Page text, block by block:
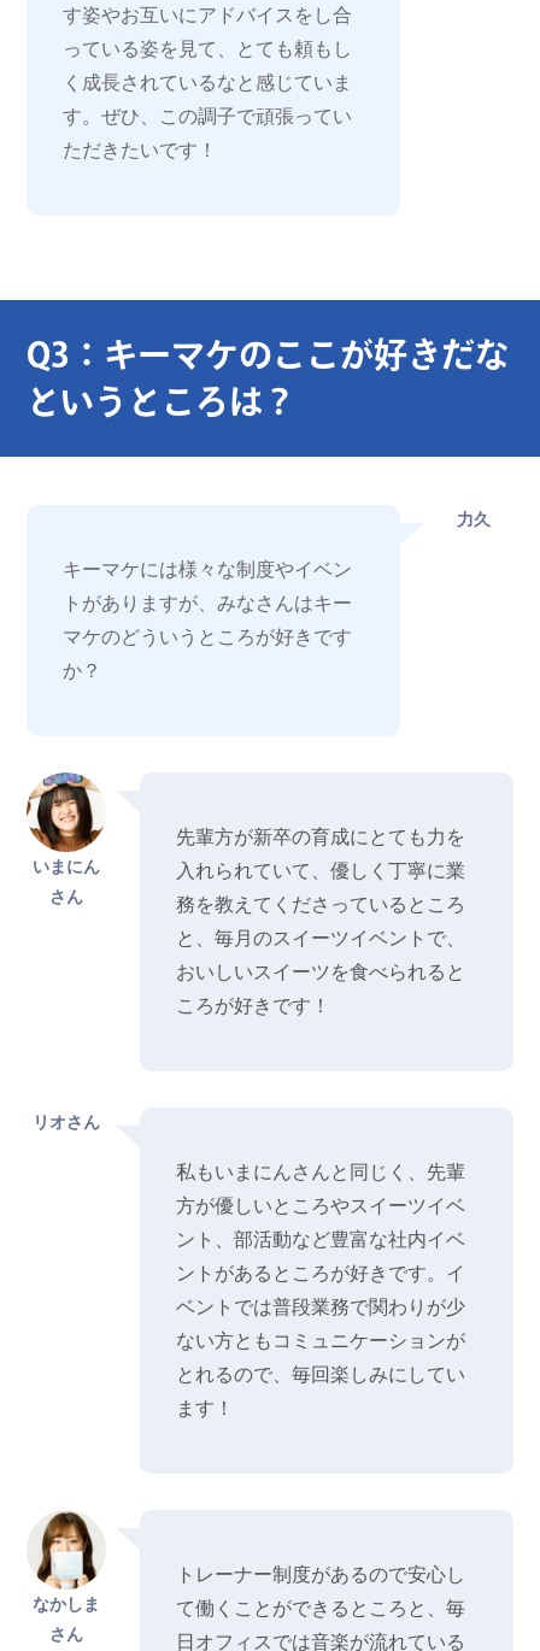
す姿やお互いにアドバイスをし合
っている姿を見て、とても頼もし
く成長されているなと感じていま
す。ぜひ、この調子で頑張ってい
ただきたいです！
Q3：キーマケのここが好きだな
というところは？
力久
キーマケには様々な制度やイベン
トがありますが、みなさんはキー
マケのどういうところが好きです
か？
いまにん
さん
先輩方が新卒の育成にとても力を
入れられていて、優しく丁寧に業
務を教えてくださっているところ
と、毎月のスイーツイベントで、
おいしいスイーツを食べられると
ころが好きです！
リオさん
私もいまにんさんと同じく、先輩
方が優しいところやスイーツイベ
ント、部活動など豊富な社内イベ
ントがあるところが好きです。イ
ベントでは普段業務で関わりが少
ない方ともコミュニケーションが
とれるので、毎回楽しみにしてい
ます！
なかしま
さん
トレーナー制度があるので安心し
て働くことができるところと、毎
日オフィスでは音楽が流れている